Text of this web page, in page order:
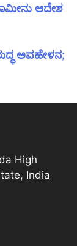
ಆದೇಶ
ಅವಹೇಳನ;
High
India